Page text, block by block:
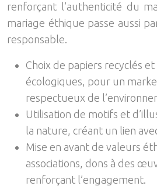
renforçant l’authenticité du
mariage éthique passe aussi
responsable.
Choix de papiers recyclés et
écologiques, pour un
respectueux de
Utilisation de motifs et
la nature, créant un lien
Mise en avant de valeurs
associations, dons à des
renforçant l’engagement.